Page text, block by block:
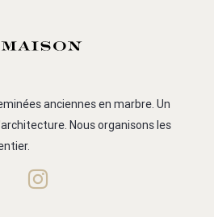
anciennes en marbre. Un
Nous organisons les